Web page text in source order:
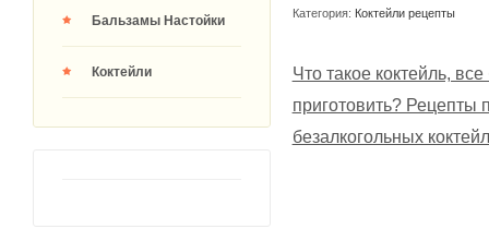
Бальзамы Настойки
Коктейли
Категория: Коктейли рецепты
Что такое коктейль,
приготовить? Рецепты
безалкогольных